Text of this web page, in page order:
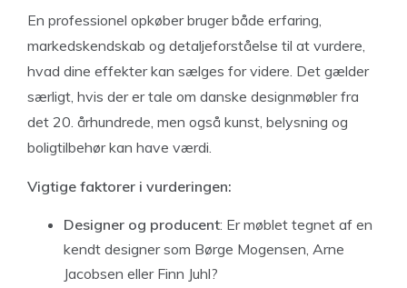
En professionel opkøber bruger både erfaring,
markedskendskab og detaljeforståelse til at vurdere,
hvad dine effekter kan sælges for videre. Det gælder
særligt, hvis der er tale om danske designmøbler fra
det 20. århundrede, men også kunst, belysning og
boligtilbehør kan have værdi.
Vigtige faktorer i vurderingen:
Designer og producent: Er møblet tegnet af en
kendt designer som Børge Mogensen, Arne
Jacobsen eller Finn Juhl?